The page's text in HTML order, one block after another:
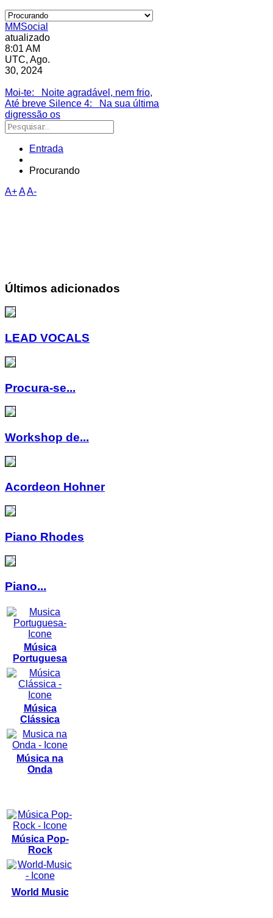
MMSocial
atualizado
8:01 AM
UTC, Ago.
30, 2024
Moi-te: Noite agradável, nem frio,
Até breve Silence 4: Na sua última
digressão os
Entrada
Procurando
A+AA-
Últimos adicionados
LEAD VOCALS
Procura-se...
Workshop de...
Acordeon Hohner
Piano Rhodes
Piano...
Música
Portuguesa
Música
Clássica
Música na
Onda
Música Pop-
Rock
World Music